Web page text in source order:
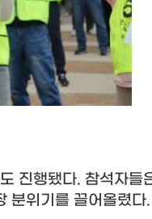
진행됐다. 참석자들
분위기를 끌어올렸다.